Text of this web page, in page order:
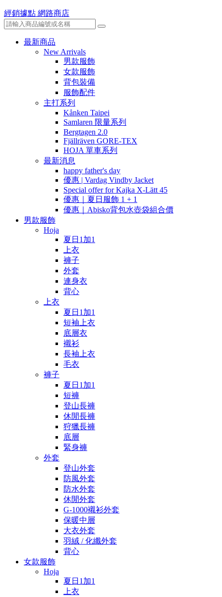
經銷據點 網路商店
最新商品
New Arrivals
男款服飾
女款服飾
背包裝備
服飾配件
主打系列
Kånken Taipei
Samlaren 限量系列
Bergtagen 2.0
Fjällräven GORE-TEX
HOJA 單車系列
最新消息
happy father's day
優惠 | Vardag Vindby Jacket
Special offer for Kajka X-Lätt 45
優惠｜夏日服飾 1 + 1
優惠｜Abisko背包水壺袋組合價
男款服飾
Hoja
夏日1加1
上衣
褲子
外套
連身衣
背心
上衣
夏日1加1
短袖上衣
底層衣
襯衫
長袖上衣
毛衣
褲子
夏日1加1
短褲
登山長褲
休閒長褲
狩獵長褲
底層
緊身褲
外套
登山外套
防風外套
防水外套
休閒外套
G-1000襯衫外套
保暖中層
大衣外套
羽絨 / 化纖外套
背心
女款服飾
Hoja
夏日1加1
上衣